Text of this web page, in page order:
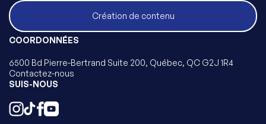
Création de contenu
COORDONNÉES
6500 Bd Pierre-Bertrand Suite 200, Québec, QC G2J 1R4
Contactez-nous
SUIS-NOUS